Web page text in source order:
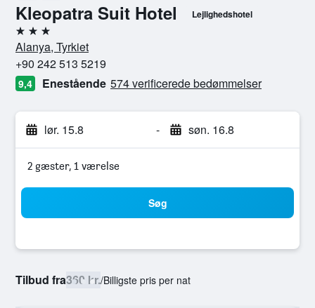
Kleopatra Suit Hotel Lejlighedshotel
3 stjerner
Alanya, Tyrkiet
+90 242 513 5219
9,4 Enestående 574 verificerede bedømmelser
lør. 15.8 - søn. 16.8
2 gæster, 1 værelse
Søg
Tilbud fra360 kr./Billigste pris per nat